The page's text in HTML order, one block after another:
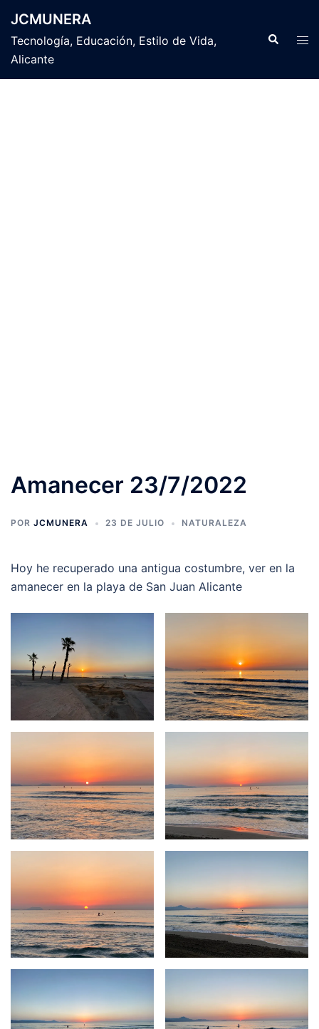
contenido
JCMUNERA
Tecnología, Educación, Estilo de Vida,
Alicante
Buscar
Amanecer 23/7/2022
POR JCMUNERA 23 DE JULIO NATURALEZA
Hoy he recuperado una antigua costumbre, ver en la
amanecer en la playa de San Juan Alicante